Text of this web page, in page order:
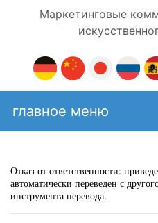
Маркетинговые
главное меню
Отказ от ответственности:
автоматически переведен с
инструмента перевода.